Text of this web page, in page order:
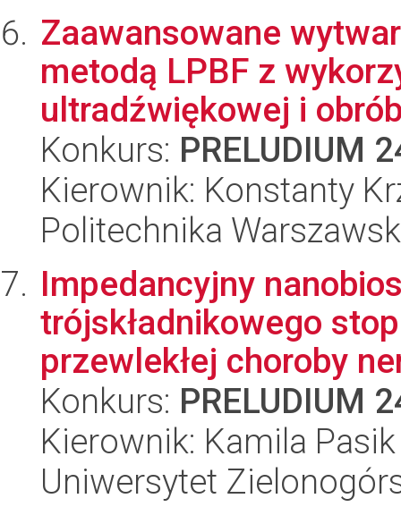
Zaawansowane
metodą LPBF z
ultradźwiękowej i
Konkurs: PRELUDIUM
Kierownik: Konstanty
Politechnika
Impedancyjny
trójskładnikowego
przewlekłej choroby
Konkurs: PRELUDIUM
Kierownik: Kamila Pasik
Uniwersytet